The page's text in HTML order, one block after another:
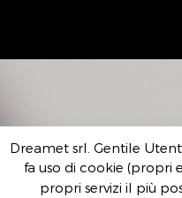
Dreamet srl. Gentile
fa uso di cookie (propri
propri servizi il più